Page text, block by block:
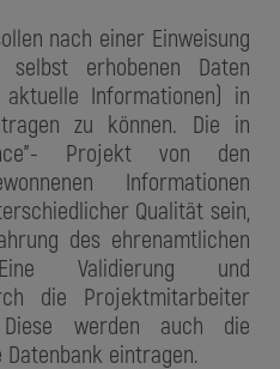
nach einer Einweisung
erhobenen Daten
Informationen) in
zu können. Die in
Projekt von den
Informationen
Qualität sein,
des ehrenamtlichen
Eine Validierung und
die Projektmitarbeiter
Diese werden auch die
eintragen.